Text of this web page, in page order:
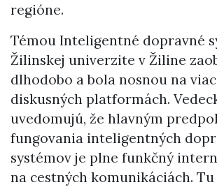
regióne.
Témou Inteligentné dopravné
Žilinskej univerzite v Žiline
dlhodobo a bola nosnou na
diskusných platformách.
uvedomujú, že hlavným
fungovania inteligentných
systémov je plne funkčný
na cestných komunikáciách. Tu